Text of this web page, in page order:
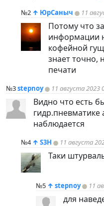
№2 ↑ ЮрСаныч 11
Потому что
информации
кофейной
знает точно,
печати
№3stepnoy 11 августа 2023
Видно что есть
гидр.пневматике
наблюдается
№4 ↑ S3H 11 августа
Таки
№5 ↑ stepnoy 11
для